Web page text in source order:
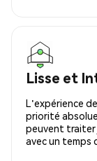
Lisse et
L'expérience
priorité
peuvent traiter
avec un temps